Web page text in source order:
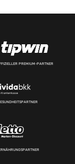
PREMIUM-PARTNER